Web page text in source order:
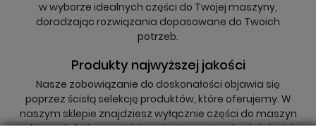
w wyborze idealnych części do Twojej maszyny,
doradzając rozwiązania dopasowane do Twoich
potrzeb.
Produkty najwyższej jakości
Nasze zobowiązanie do doskonałości objawia się
poprzez ścisłą selekcję produktów, które oferujemy. W
naszym sklepie znajdziesz wyłącznie części do maszyn
rolniczych, które spełniają najwyższe standardy jakości,